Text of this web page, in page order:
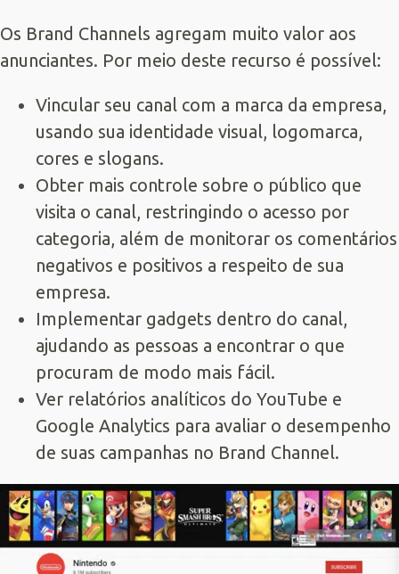
Os Brand Channels agregam muito valor aos
anunciantes. Por meio deste recurso é possível:
Vincular seu canal com a marca da empresa,
usando sua identidade visual, logomarca,
cores e slogans.
Obter mais controle sobre o público que
visita o canal, restringindo o acesso por
categoria, além de monitorar os comentários
negativos e positivos a respeito de sua
empresa.
Implementar gadgets dentro do canal,
ajudando as pessoas a encontrar o que
procuram de modo mais fácil.
Ver relatórios analíticos do YouTube e
Google Analytics para avaliar o desempenho
de suas campanhas no Brand Channel.